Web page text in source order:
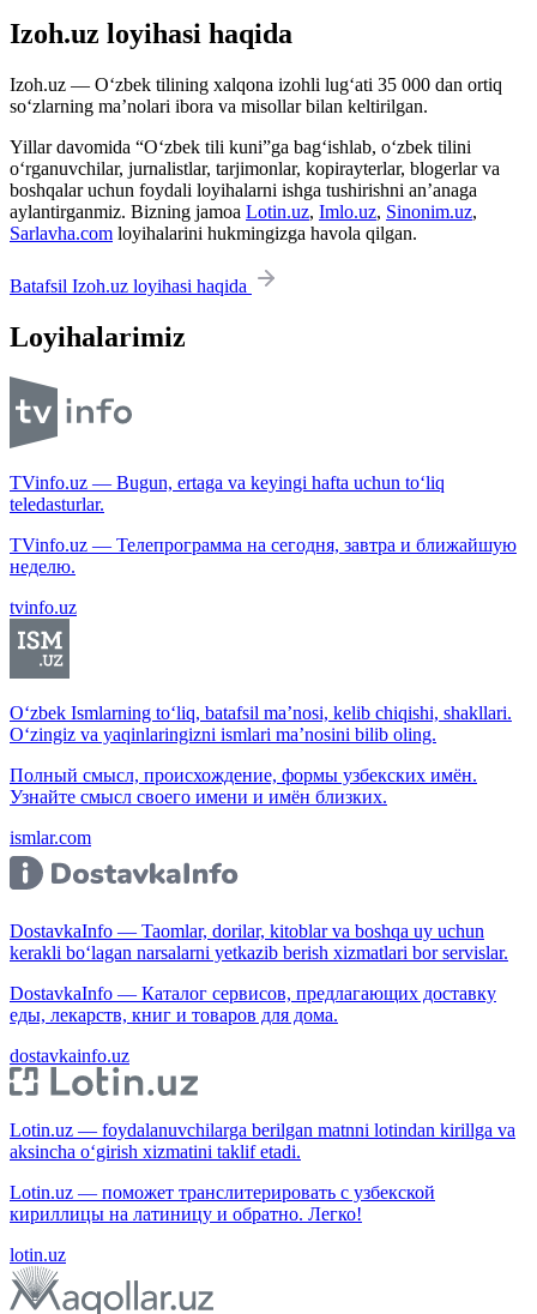
Izoh.uz loyihasi haqida
Izoh.uz — O‘zbek tilining xalqona izohli lug‘ati 35 000 dan ortiq
so‘zlarning ma’nolari ibora va misollar bilan keltirilgan.
Yillar davomida “O‘zbek tili kuni”ga bag‘ishlab, o‘zbek tilini
o‘rganuvchilar, jurnalistlar, tarjimonlar, kopirayterlar, blogerlar va
boshqalar uchun foydali loyihalarni ishga tushirishni an’anaga
aylantirganmiz. Bizning jamoa Lotin.uz, Imlo.uz, Sinonim.uz,
Sarlavha.com loyihalarini hukmingizga havola qilgan.
Batafsil Izoh.uz loyihasi haqida
Loyihalarimiz
TVinfo.uz — Bugun, ertaga va keyingi hafta uchun to‘liq
teledasturlar.
TVinfo.uz — Телепрограмма на сегодня, завтра и ближайшую
неделю.
tvinfo.uz
O‘zbek Ismlarning to‘liq, batafsil ma’nosi, kelib chiqishi, shakllari.
O‘zingiz va yaqinlaringizni ismlari ma’nosini bilib oling.
Полный смысл, происхождение, формы узбекских имён.
Узнайте смысл своего имени и имён близких.
ismlar.com
DostavkaInfo — Taomlar, dorilar, kitoblar va boshqa uy uchun
kerakli bo‘lagan narsalarni yetkazib berish xizmatlari bor servislar.
DostavkaInfo — Каталог сервисов, предлагающих доставку
еды, лекарств, книг и товаров для дома.
dostavkainfo.uz
Lotin.uz — foydalanuvchilarga berilgan matnni lotindan kirillga va
aksincha o‘girish xizmatini taklif etadi.
Lotin.uz — поможет транслитерировать с узбекской
кириллицы на латиницу и обратно. Легко!
lotin.uz